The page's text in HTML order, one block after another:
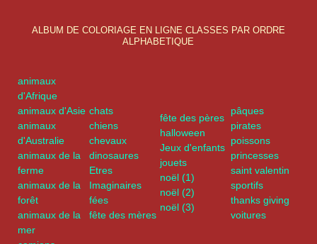
ALBUM DE COLORIAGE EN LIGNE CLASSES PAR ORDRE
ALPHABETIQUE
animaux
d'Afrique
animaux d'Asie
animaux
d'Australie
animaux de la
ferme
animaux de la
forêt
animaux de la
mer
chats
chiens
chevaux
dinosaures
Etres
Imaginaires
fées
fête des mères
fête des pères
halloween
Jeux d'enfants
jouets
noël (1)
noël (2)
noël (3)
pâques
pirates
poissons
princesses
saint valentin
sportifs
thanks giving
voitures